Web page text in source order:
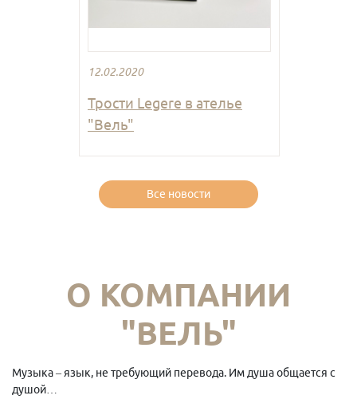
12.02.2020
Трости Legere в ателье
"Вель"
Все новости
О КОМПАНИИ
"ВЕЛЬ"
Музыка – язык, не требующий перевода. Им душа общается с
душой…